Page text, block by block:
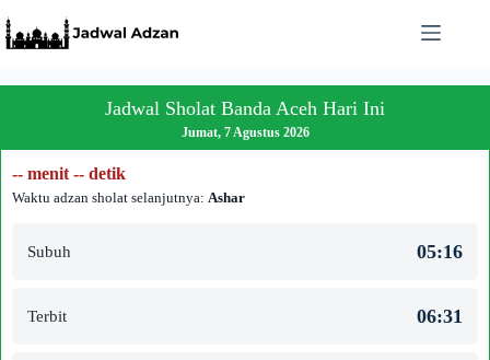
to
content
Jadwal Sholat Banda Aceh Hari Ini
Jumat, 7 Agustus 2026
-- menit -- detik
Waktu adzan sholat selanjutnya: Ashar
Subuh 05:16
Terbit 06:31